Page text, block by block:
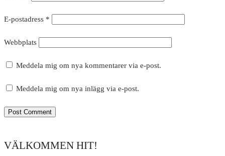
E-postadress *
Webbplats
Meddela mig om nya kommentarer via e-post.
Meddela mig om nya inlägg via e-post.
VÄLKOMMEN HIT!